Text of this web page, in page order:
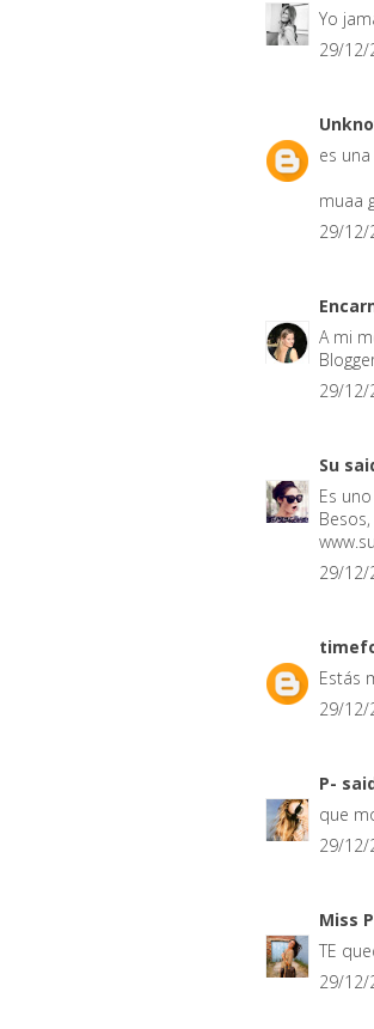
Yo
29/12/
es
muaa
29/12/
A mi
29/12/
Su
Es
Besos,
29/12/
Estás
29/12/
P-
que
29/12/
Miss
TE
29/12/